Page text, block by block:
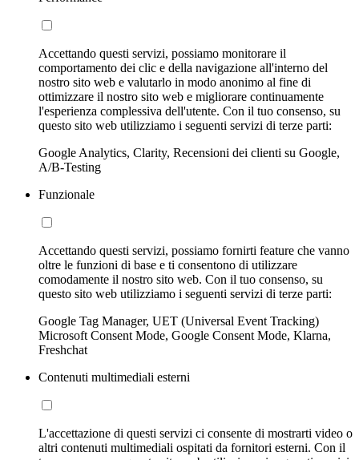
Accettando questi servizi, possiamo monitorare il
comportamento dei clic e della navigazione all'interno del
nostro sito web e valutarlo in modo anonimo al fine di
ottimizzare il nostro sito web e migliorare continuamente
l'esperienza complessiva dell'utente. Con il tuo consenso, su
questo sito web utilizziamo i seguenti servizi di terze parti:
Google Analytics, Clarity, Recensioni dei clienti su Google,
A/B-Testing
Funzionale
Accettando questi servizi, possiamo fornirti feature che vanno
oltre le funzioni di base e ti consentono di utilizzare
comodamente il nostro sito web. Con il tuo consenso, su
questo sito web utilizziamo i seguenti servizi di terze parti:
Google Tag Manager, UET (Universal Event Tracking)
Microsoft Consent Mode, Google Consent Mode, Klarna,
Freshchat
Contenuti multimediali esterni
L'accettazione di questi servizi ci consente di mostrarti video o
altri contenuti multimediali ospitati da fornitori esterni. Con il